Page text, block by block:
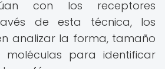
con los receptores
de esta técnica, los
analizar la forma, tamaño
para identificar